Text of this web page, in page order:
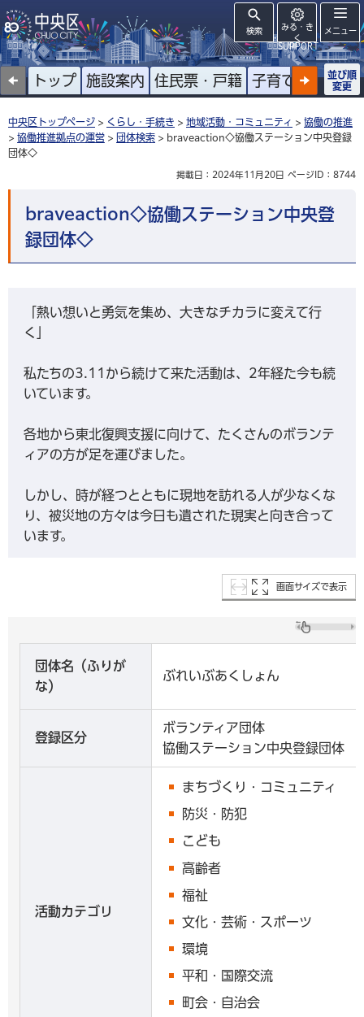
検索
みる・き
く
SUPPORT
メニュー
トップ 施設案内 住民票・戸籍 子育て 高齢者
並び順
変更
中央区トップページ > くらし・手続き > 地域活動・コミュニティ > 協働の推進
> 協働推進拠点の運営 > 団体検索 > braveaction◇協働ステーション中央登録
団体◇
掲載日：2024年11月20日 ページID：8744
braveaction◇協働ステーション中央登
録団体◇
「熱い想いと勇気を集め、大きなチカラに変えて行
く」
私たちの3.11から続けて来た活動は、2年経た今も続
いています。
各地から東北復興支援に向けて、たくさんのボランテ
ィアの方が足を運びました。
しかし、時が経つとともに現地を訪れる人が少なくな
り、被災地の方々は今日も遺された現実と向き合って
います。
画面サイズで表示
団体名（ふりが
な）
ぶれいぶあくしょん
登録区分
ボランティア団体
協働ステーション中央登録団体
活動カテゴリ
まちづくり・コミュニティ
防災・防犯
こども
高齢者
福祉
文化・芸術・スポーツ
環境
平和・国際交流
町会・自治会